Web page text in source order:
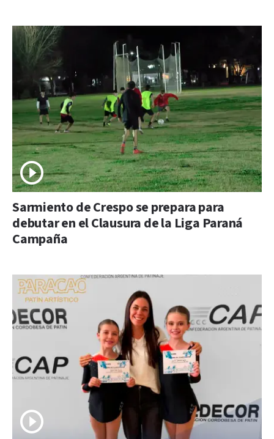
Sarmiento de Crespo se prepara para
debutar en el Clausura de la Liga Paraná
Campaña